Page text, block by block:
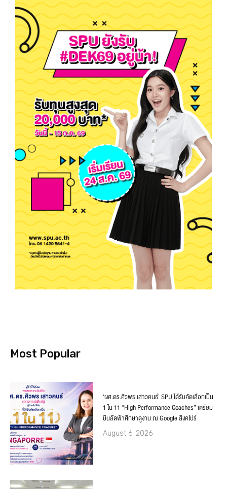
Most Popular
‘ผศ.ดร.ศิวพร เสาวคนธ์’ SPU ได้รับคัดเลือกเป็น
1 ใน 11 “High Performance Coaches” เตรียม
บินลัดฟ้าศึกษาดูงาน ณ Google สิงคโปร์
August 6, 2026